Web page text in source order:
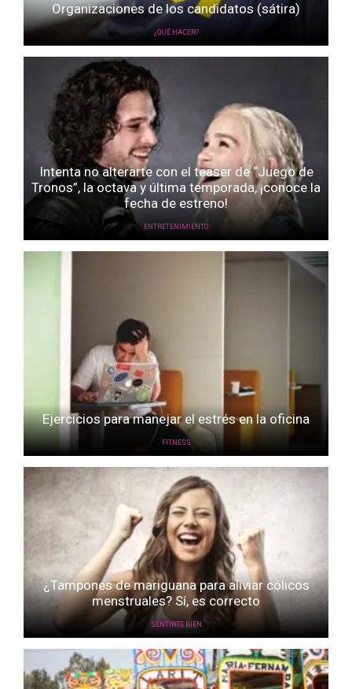
Organizaciones de los candidatos (sátira)
¿QUÉ HACER?
Intenta no alterarte con el teaser de “Juego de
Tronos”, la octava y última temporada, ¡conoce la
fecha de estreno!
ENTRETENIMIENTO
Ejercicios para manejar el estrés en la oficina
FITNESS
¿Tampones de mariguana para aliviar cólicos
menstruales? Sí, es correcto
SENTIRTE BIEN